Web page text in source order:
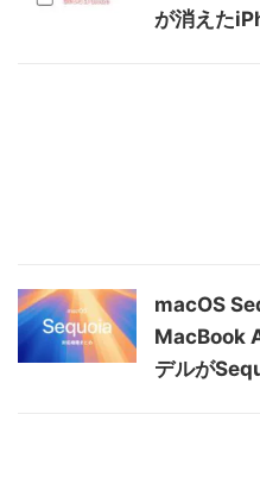
が消えた
macOS
MacBook
デルが